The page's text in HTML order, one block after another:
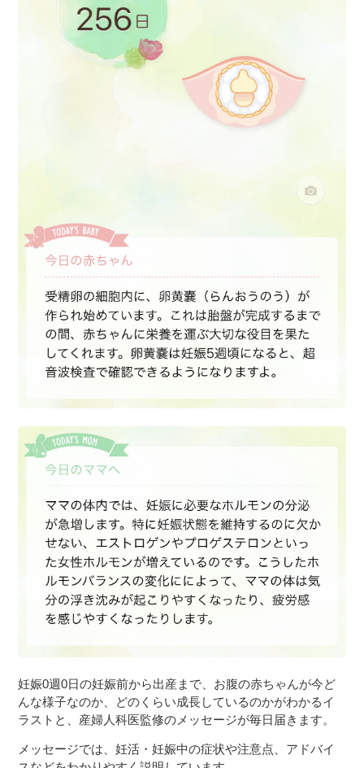
妊娠0週0日の妊娠前から出産まで、お腹の赤ちゃんが今ど
んな様子なのか、どのくらい成長しているのかがわかるイ
ラストと、産婦人科医監修のメッセージが毎日届きます。
メッセージでは、妊活・妊娠中の症状や注意点、アドバイ